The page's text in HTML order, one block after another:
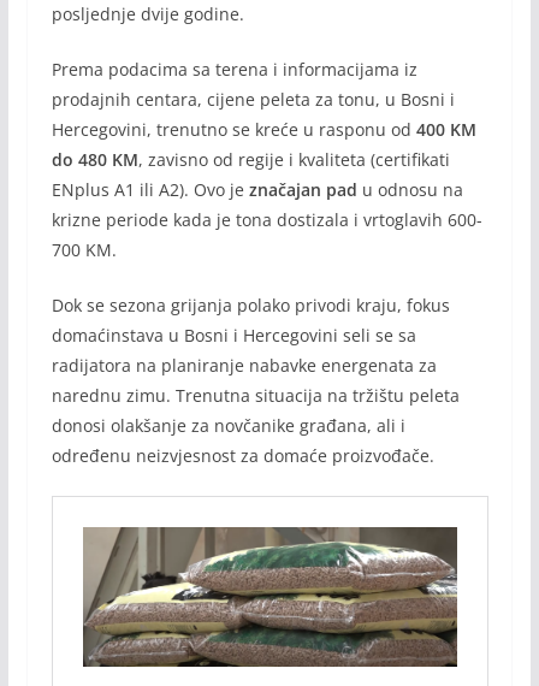
posljednje dvije godine.
Prema podacima sa terena i informacijama iz
prodajnih centara, cijene peleta za tonu, u Bosni i
Hercegovini, trenutno se kreće u rasponu od 400 KM
do 480 KM, zavisno od regije i kvaliteta (certifikati
ENplus A1 ili A2). Ovo je značajan pad u odnosu na
krizne periode kada je tona dostizala i vrtoglavih 600-
700 KM.
Dok se sezona grijanja polako privodi kraju, fokus
domaćinstava u Bosni i Hercegovini seli se sa
radijatora na planiranje nabavke energenata za
narednu zimu. Trenutna situacija na tržištu peleta
donosi olakšanje za novčanike građana, ali i
određenu neizvjesnost za domaće proizvođače.